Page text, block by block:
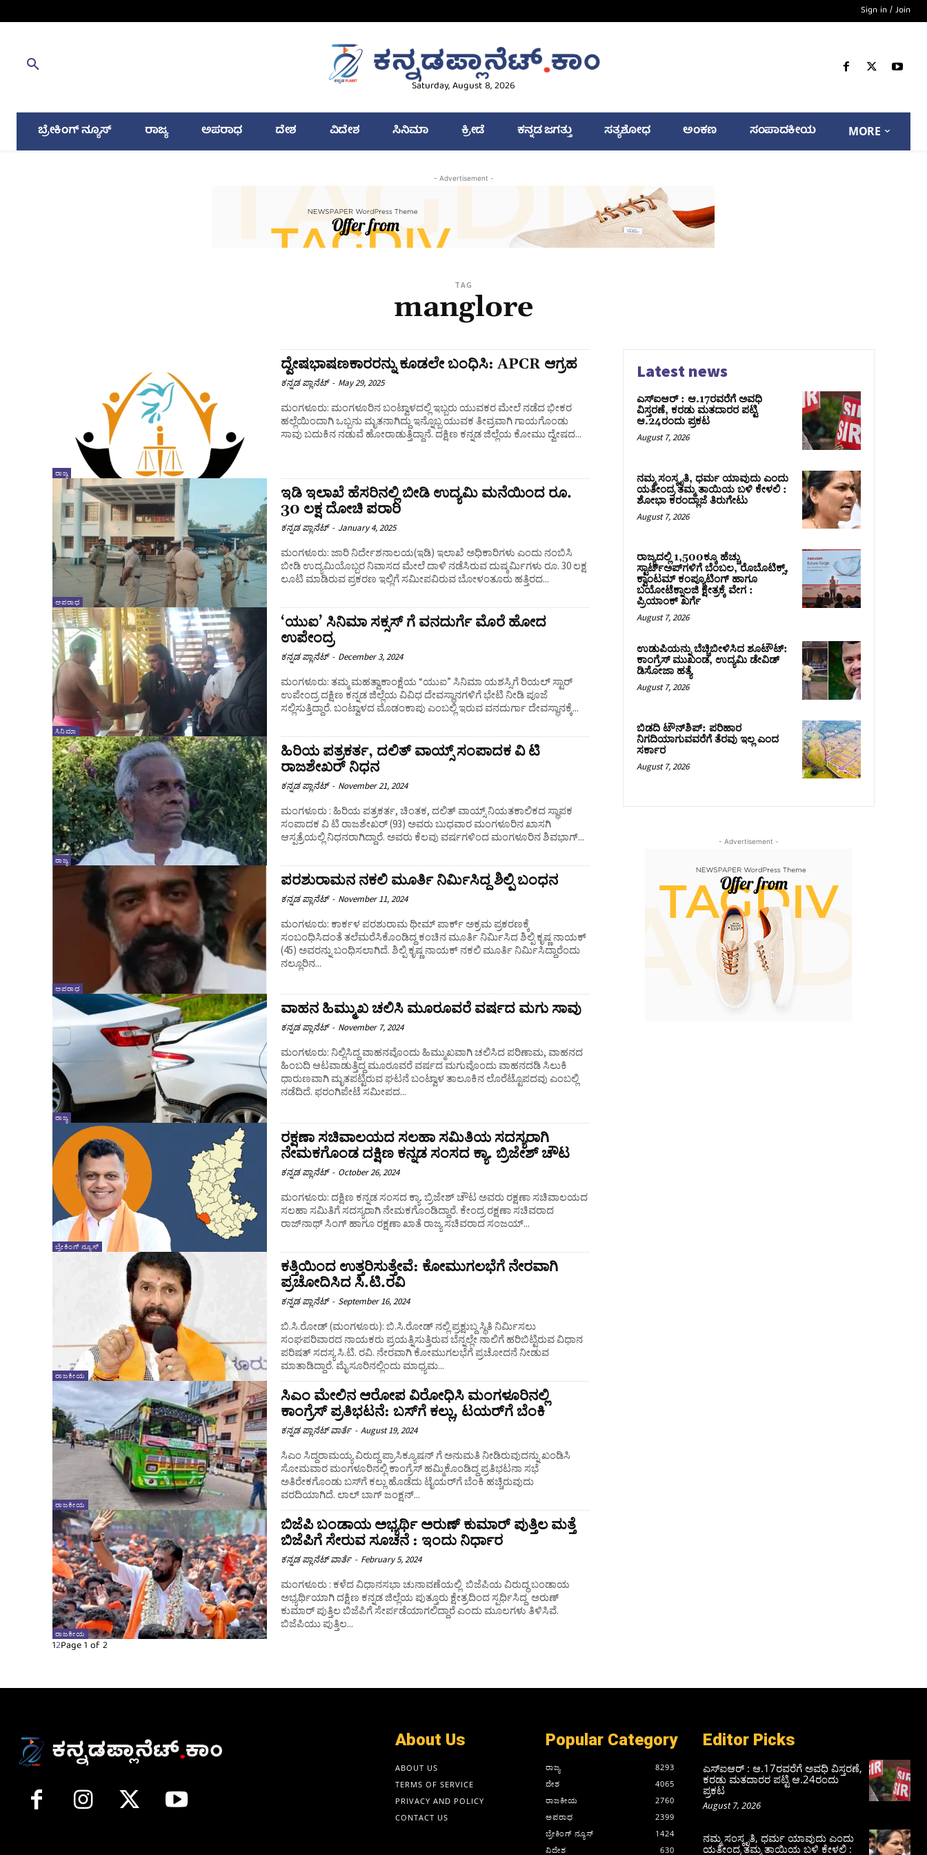
Sign in / Join
Saturday, August 8, 2026
ಬ್ರೇಕಿಂಗ್ ನ್ಯೂಸ್ ರಾಜ್ಯ ಅಪರಾಧ ದೇಶ ವಿದೇಶ ಸಿನಿಮಾ ಕ್ರೀಡೆ ಕನ್ನಡ ಜಗತ್ತು ಸತ್ಯಶೋಧ ಅಂಕಣ ಸಂಪಾದಕೀಯ MORE
- Advertisement -
TAG
manglore
ರಾಜ್ಯ
ದ್ವೇಷಭಾಷಣಕಾರರನ್ನು ಕೂಡಲೇ ಬಂಧಿಸಿ: APCR ಆಗ್ರಹ
ಕನ್ನಡ ಪ್ಲಾನೆಟ್ - May 29, 2025
ಮಂಗಳೂರು: ಮಂಗಳೂರಿನ ಬಂಟ್ವಾಳದಲ್ಲಿ ಇಬ್ಬರು ಯುವಕರ ಮೇಲೆ ನಡೆದ ಭೀಕರ
ಹಲ್ಲೆಯಿಂದಾಗಿ ಒಬ್ಬನು ಮೃತನಾಗಿದ್ದು ಇನ್ನೊಬ್ಬ ಯುವಕ ತೀವ್ರವಾಗಿ ಗಾಯಗೊಂಡು
ಸಾವು ಬದುಕಿನ ನಡುವೆ ಹೋರಾಡುತ್ತಿದ್ದಾನೆ. ದಕ್ಷಿಣ ಕನ್ನಡ ಜಿಲ್ಲೆಯ ಕೋಮು ದ್ವೇಷದ...
ಅಪರಾಧ
ಇಡಿ ಇಲಾಖೆ ಹೆಸರಿನಲ್ಲಿ ಬೀಡಿ ಉದ್ಯಮಿ ಮನೆಯಿಂದ ರೂ.
30 ಲಕ್ಷ ದೋಚಿ ಪರಾರಿ
ಕನ್ನಡ ಪ್ಲಾನೆಟ್ - January 4, 2025
ಮಂಗಳೂರು: ಜಾರಿ ನಿರ್ದೇಶನಾಲಯ(ಇಡಿ) ಇಲಾಖೆ ಅಧಿಕಾರಿಗಳು ಎಂದು ನಂಬಿಸಿ
ಬೀಡಿ ಉದ್ಯಮಿಯೊಬ್ಬರ ನಿವಾಸದ ಮೇಲೆ ದಾಳಿ ನಡೆಸಿರುವ ದುಷ್ಕರ್ಮಿಗಳು ರೂ. 30 ಲಕ್ಷ
ಲೂಟಿ ಮಾಡಿರುವ ಪ್ರಕರಣ ಇಲ್ಲಿಗೆ ಸಮೀಪವಿರುವ ಬೋಳಂತೂರು ಹತ್ತಿರದ...
ಸಿನಿಮಾ
‘ಯುಐ’ ಸಿನಿಮಾ ಸಕ್ಸಸ್ ಗೆ ವನದುರ್ಗೆ ಮೊರೆ ಹೋದ
ಉಪೇಂದ್ರ
ಕನ್ನಡ ಪ್ಲಾನೆಟ್ - December 3, 2024
ಮಂಗಳೂರು: ತಮ್ಮ ಮಹತ್ವಾಕಾಂಕ್ಷೆಯ “ಯುಐ” ಸಿನಿಮಾ ಯಶಸ್ಸಿಗೆ ರಿಯಲ್ ಸ್ಟಾರ್
ಉಪೇಂದ್ರ ದಕ್ಷಿಣ ಕನ್ನಡ ಜಿಲ್ಲೆಯ ವಿವಿಧ ದೇವಸ್ಥಾನಗಳಿಗೆ ಭೇಟಿ ನೀಡಿ ಪೂಜೆ
ಸಲ್ಲಿಸುತ್ತಿದ್ದಾರೆ. ಬಂಟ್ವಾಳದ ಮೊಡಂಕಾಪು ಎಂಬಲ್ಲಿ ಇರುವ ವನದುರ್ಗಾ ದೇವಸ್ಥಾನಕ್ಕೆ...
ರಾಜ್ಯ
ಹಿರಿಯ ಪತ್ರಕರ್ತ, ದಲಿತ್ ವಾಯ್ಸ್ ಸಂಪಾದಕ ವಿ ಟಿ
ರಾಜಶೇಖರ್ ನಿಧನ
ಕನ್ನಡ ಪ್ಲಾನೆಟ್ - November 21, 2024
ಮಂಗಳೂರು : ಹಿರಿಯ ಪತ್ರಕರ್ತ, ಚಿಂತಕ, ದಲಿತ್ ವಾಯ್ಸ್ ನಿಯತಕಾಲಿಕದ ಸ್ಥಾಪಕ
ಸಂಪಾದಕ ವಿ ಟಿ ರಾಜಶೇಖರ್ (93) ಅವರು ಬುಧವಾರ ಮಂಗಳೂರಿನ ಖಾಸಗಿ
ಆಸ್ಪತ್ರೆಯಲ್ಲಿ ನಿಧನರಾಗಿದ್ದಾರೆ. ಅವರು ಕೆಲವು ವರ್ಷಗಳಿಂದ ಮಂಗಳೂರಿನ ಶಿವಭಾಗ್...
ಅಪರಾಧ
ಪರಶುರಾಮನ ನಕಲಿ ಮೂರ್ತಿ ನಿರ್ಮಿಸಿದ್ದ ಶಿಲ್ಪಿ ಬಂಧನ
ಕನ್ನಡ ಪ್ಲಾನೆಟ್ - November 11, 2024
ಮಂಗಳೂರು: ಕಾರ್ಕಳ ಪರಶುರಾಮ ಥೀಮ್ ಪಾರ್ಕ್ ಅಕ್ರಮ ಪ್ರಕರಣಕ್ಕೆ
ಸಂಬಂಧಿಸಿದಂತೆ ತಲೆಮರೆಸಿಕೊಂಡಿದ್ದ ಕಂಚಿನ ಮೂರ್ತಿ ನಿರ್ಮಿಸಿದ ಶಿಲ್ಪಿ ಕೃಷ್ಣ ನಾಯಕ್
(45) ಅವರನ್ನು ಬಂಧಿಸಲಾಗಿದೆ. ಶಿಲ್ಪಿ ಕೃಷ್ಣ ನಾಯಕ್ ನಕಲಿ ಮೂರ್ತಿ ನಿರ್ಮಿಸಿದ್ದಾರೆಂದು
ನಲ್ಲೂರಿನ...
ರಾಜ್ಯ
ವಾಹನ ಹಿಮ್ಮುಖ ಚಲಿಸಿ ಮೂರೂವರೆ ವರ್ಷದ ಮಗು ಸಾವು
ಕನ್ನಡ ಪ್ಲಾನೆಟ್ - November 7, 2024
ಮಂಗಳೂರು: ನಿಲ್ಲಿಸಿದ್ದ ವಾಹನವೊಂದು ಹಿಮ್ಮುಖವಾಗಿ ಚಲಿಸಿದ ಪರಿಣಾಮ, ವಾಹನದ
ಹಿಂಬದಿ ಆಟವಾಡುತ್ತಿದ್ದ ಮೂರೂವರೆ ವರ್ಷದ ಮಗುವೊಂದು ವಾಹನದಡಿ ಸಿಲುಕಿ
ಧಾರುಣವಾಗಿ ಮೃತಪಟ್ಟಿರುವ ಘಟನೆ ಬಂಟ್ವಾಳ ತಾಲೂಕಿನ ಲೊರೆಟ್ಟೊಪದವು ಎಂಬಲ್ಲಿ
ನಡೆದಿದೆ. ಫರಂಗಿಪೇಟೆ ಸಮೀಪದ...
ಬ್ರೇಕಿಂಗ್ ನ್ಯೂಸ್
ರಕ್ಷಣಾ ಸಚಿವಾಲಯದ ಸಲಹಾ ಸಮಿತಿಯ ಸದಸ್ಯರಾಗಿ
ನೇಮಕಗೊಂಡ ದಕ್ಷಿಣ ಕನ್ನಡ ಸಂಸದ ಕ್ಯಾ. ಬ್ರಿಜೇಶ್‌ ಚೌಟ
ಕನ್ನಡ ಪ್ಲಾನೆಟ್ - October 26, 2024
ಮಂಗಳೂರು: ದಕ್ಷಿಣ ಕನ್ನಡ ಸಂಸದ ಕ್ಯಾ. ಬ್ರಿಜೇಶ್ ಚೌಟ ಅವರು ರಕ್ಷಣಾ ಸಚಿವಾಲಯದ
ಸಲಹಾ ಸಮಿತಿಗೆ ಸದಸ್ಯರಾಗಿ ನೇಮಕಗೊಂಡಿದ್ದಾರೆ. ಕೇಂದ್ರ ರಕ್ಷಣಾ ಸಚಿವರಾದ
ರಾಜ್‌ನಾಥ್ ಸಿಂಗ್ ಹಾಗೂ ರಕ್ಷಣಾ ಖಾತೆ ರಾಜ್ಯ ಸಚಿವರಾದ ಸಂಜಯ್...
ರಾಜಕೀಯ
ಕತ್ತಿಯಿಂದ ಉತ್ತರಿಸುತ್ತೇವೆ: ಕೋಮುಗಲಭೆಗೆ ನೇರವಾಗಿ
ಪ್ರಚೋದಿಸಿದ ಸಿ.ಟಿ.ರವಿ
ಕನ್ನಡ ಪ್ಲಾನೆಟ್ - September 16, 2024
ಬಿ.ಸಿ.ರೋಡ್ (ಮಂಗಳೂರು): ಬಿ.ಸಿ.ರೋಡ್ ನಲ್ಲಿ ಪ್ರಕ್ಷುಬ್ದ ಸ್ಥಿತಿ ನಿರ್ಮಿಸಲು
ಸಂಘಪರಿವಾರದ ನಾಯಕರು ಪ್ರಯತ್ನಿಸುತ್ತಿರುವ ಬೆನ್ನಲ್ಲೇ ನಾಲಿಗೆ ಹರಿಬಿಟ್ಟಿರುವ ವಿಧಾನ
ಪರಿಷತ್ ಸದಸ್ಯ ಸಿ.ಟಿ. ರವಿ. ನೇರವಾಗಿ ಕೋಮುಗಲಭೆಗೆ ಪ್ರಚೋದನೆ ನೀಡುವ
ಮಾತಾಡಿದ್ದಾರೆ. ಮೈಸೂರಿನಲ್ಲಿಂದು ಮಾಧ್ಯಮ...
ರಾಜಕೀಯ
ಸಿಎಂ ಮೇಲಿನ ಆರೋಪ ವಿರೋಧಿಸಿ ಮಂಗಳೂರಿನಲ್ಲಿ
ಕಾಂಗ್ರೆಸ್‌ ಪ್ರತಿಭಟನೆ: ಬಸ್‌ಗೆ ಕಲ್ಲು, ಟಯರ್‌ಗೆ ಬೆಂಕಿ
ಕನ್ನಡ ಪ್ಲಾನೆಟ್ ವಾರ್ತೆ - August 19, 2024
ಸಿಎಂ ಸಿದ್ದರಾಮಯ್ಯ ವಿರುದ್ದ ಪ್ರಾಸಿಕ್ಯೂಷನ್ ಗೆ ಅನುಮತಿ ನೀಡಿರುವುದನ್ನು ಖಂಡಿಸಿ
ಸೋಮವಾರ ಮಂಗಳೂರಿನಲ್ಲಿ ಕಾಂಗ್ರೆಸ್‌ ಹಮ್ಮಿಕೊಂಡಿದ್ದ ಪ್ರತಿಭಟನಾ ಸಭೆ
ಅತಿರೇಕಗೊಂಡು ಬಸ್‌ಗೆ ಕಲ್ಲು ಹೊಡೆದು ಟೈಯರ್‌ಗೆ ಬೆಂಕಿ ಹಚ್ಚಿರುವುದು
ವರದಿಯಾಗಿದೆ. ಲಾಲ್ ಬಾಗ್ ಜಂಕ್ಷನ್...
ರಾಜಕೀಯ
ಬಿಜೆಪಿ ಬಂಡಾಯ ಅಭ್ಯರ್ಥಿ ಅರುಣ್‌ ಕುಮಾರ್‌ ಪುತ್ತಿಲ ಮತ್ತೆ
ಬಿಜೆಪಿಗೆ ಸೇರುವ ಸೂಚನೆ : ಇಂದು ನಿರ್ಧಾರ
ಕನ್ನಡ ಪ್ಲಾನೆಟ್ ವಾರ್ತೆ - February 5, 2024
ಮಂಗಳೂರು : ಕಳೆದ ವಿಧಾನಸಭಾ ಚುನಾವಣೆಯಲ್ಲಿ ಬಿಜೆಪಿಯ ವಿರುದ್ಧ ಬಂಡಾಯ
ಅಭ್ಯರ್ಥಿಯಾಗಿ ದಕ್ಷಿಣ ಕನ್ನಡ ಜಿಲ್ಲೆಯ ಪುತ್ತೂರು ಕ್ಷೇತ್ರದಿಂದ ಸ್ಪರ್ಧಿಸಿದ್ದ ಅರುಣ್
ಕುಮಾರ್ ಪುತ್ತಿಲ ಬಿಜೆಪಿಗೆ ಸೇರ್ಪಡೆಯಾಗಲಿದ್ದಾರೆ ಎಂದು ಮೂಲಗಳು ತಿಳಿಸಿವೆ.
ಬಿಜೆಪಿಯು ಪುತ್ತಿಲ...
12Page 1 of 2
Latest news
ಎಸ್‌ಐಆರ್‌ : ಆ.17ರವರೆಗೆ ಅವಧಿ
ವಿಸ್ತರಣೆ, ಕರಡು ಮತದಾರರ ಪಟ್ಟಿ
ಆ.24ರಂದು ಪ್ರಕಟ
August 7, 2026
ನಮ್ಮ ಸಂಸ್ಕೃತಿ, ಧರ್ಮ ಯಾವುದು ಎಂದು
ಯತೀಂದ್ರ ತಮ್ಮ ತಾಯಿಯ ಬಳಿ ಕೇಳಲಿ :
ಶೋಭಾ ಕರಂದ್ಲಾಜೆ ತಿರುಗೇಟು
August 7, 2026
ರಾಜ್ಯದಲ್ಲಿ 1,500ಕ್ಕೂ ಹೆಚ್ಚು
ಸ್ಟಾರ್ಟ್‌ಅಪ್‌ಗಳಿಗೆ ಬೆಂಬಲ, ರೊಬೊಟಿಕ್ಸ್,
ಕ್ವಾಂಟಮ್ ಕಂಪ್ಯೂಟಿಂಗ್ ಹಾಗೂ
ಬಯೋಟೆಕ್ನಾಲಜಿ ಕ್ಷೇತ್ರಕ್ಕೆ ವೇಗ :
ಪ್ರಿಯಾಂಕ್‌ ಖರ್ಗೆ
August 7, 2026
ಉಡುಪಿಯನ್ನು ಬೆಚ್ಚಿಬೀಳಿಸಿದ ಶೂಟೌಟ್‌:
ಕಾಂಗ್ರೆಸ್‌ ಮುಖಂಡ, ಉದ್ಯಮಿ ಡೇವಿಡ್
ಡಿಸೋಜಾ ಹತ್ಯೆ
August 7, 2026
ಬಿಡದಿ ಟೌನ್‌ಶಿಪ್‌: ಪರಿಹಾರ
ನಿಗದಿಯಾಗುವವರೆಗೆ ತೆರವು ಇಲ್ಲ ಎಂದ
ಸರ್ಕಾರ
August 7, 2026
- Advertisement -
About Us
ABOUT US
TERMS OF SERVICE
PRIVACY AND POLICY
CONTACT US
Popular Category
ರಾಜ್ಯ
8293
ದೇಶ
4065
ರಾಜಕೀಯ
2760
ಅಪರಾಧ
2399
ಬ್ರೇಕಿಂಗ್ ನ್ಯೂಸ್
1424
ವಿದೇಶ
630
Editor Picks
ಎಸ್‌ಐಆರ್‌ : ಆ.17ರವರೆಗೆ ಅವಧಿ ವಿಸ್ತರಣೆ,
ಕರಡು ಮತದಾರರ ಪಟ್ಟಿ ಆ.24ರಂದು
ಪ್ರಕಟ
August 7, 2026
ನಮ್ಮ ಸಂಸ್ಕೃತಿ, ಧರ್ಮ ಯಾವುದು ಎಂದು
ಯತೀಂದ್ರ ತಮ್ಮ ತಾಯಿಯ ಬಳಿ ಕೇಳಲಿ :